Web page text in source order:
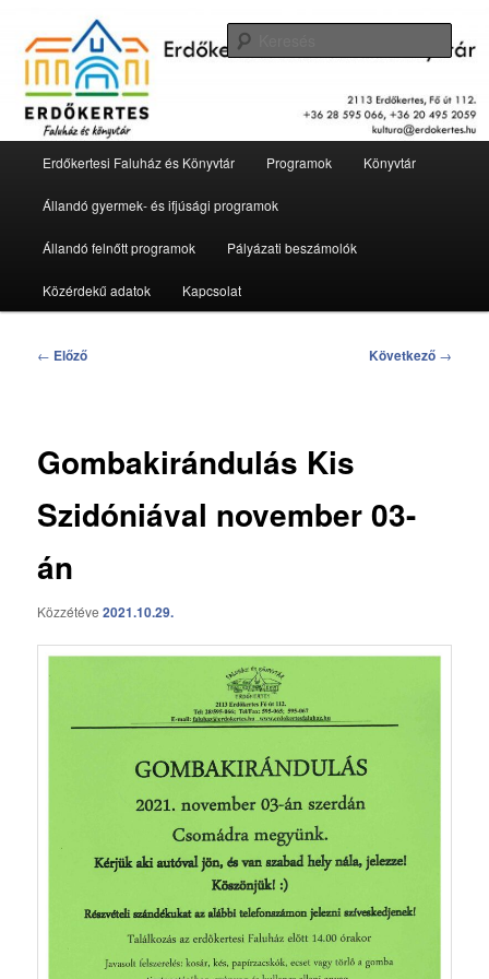
elsődleges
tartalomraErdőkertesi Faluház és Könyvtár
Erdőkertesi Faluház és Könyvtár Programok Könyvtár
Állandó gyermek- és ifjúsági programok
Állandó felnőtt programok Pályázati beszámolók
Közérdekű adatok Kapcsolat
Bejegyzés
← Előző Következő →
Gombakirándulás Kis
Szidóniával november 03-
án
Közzétéve2021.10.29.